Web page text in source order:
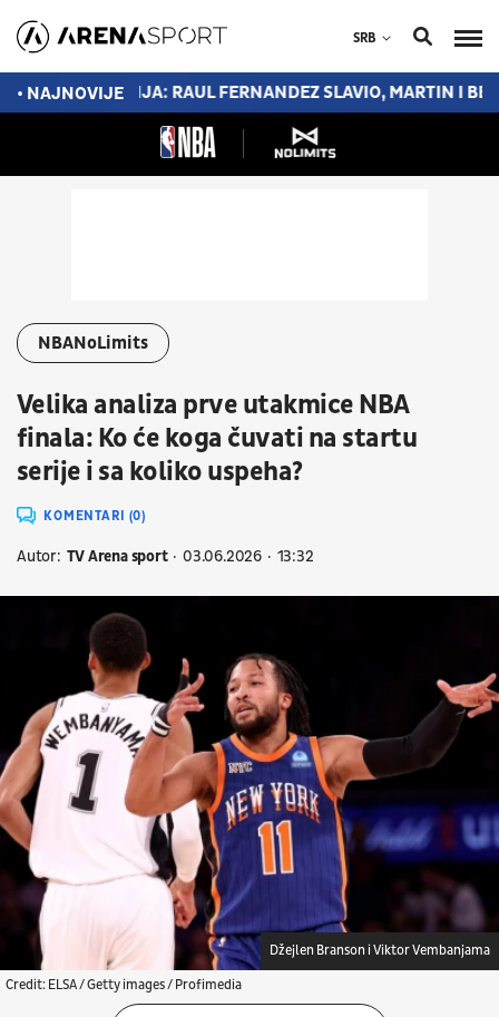
SRB
• NAJNOVIJE
APRILIJA: RAUL FERNANDEZ SLAVIO, MARTIN I
NBANoLimits
Velika analiza prve utakmice NBA
finala: Ko će koga čuvati na startu
serije i sa koliko uspeha?
KOMENTARI (0)
Autor: TV Arena sport 03.06.2026 13:32
Credit: ELSA / Getty images / Profimedia
Džejlen Branson i Viktor Vembanjama